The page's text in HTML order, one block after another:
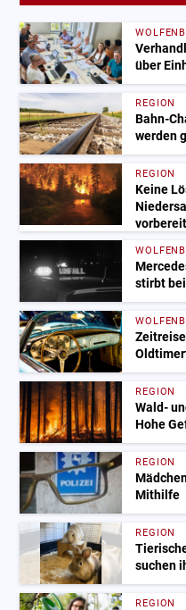
über
REGION
Bahn-
werden
REGION
Keine
stirbt
REGION
Wald-
Hohe
REGION
Mithilfe
REGION
suchen
REGION